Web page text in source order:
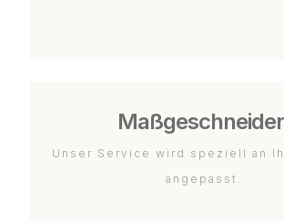
Unser Service wird speziell an
angepasst.